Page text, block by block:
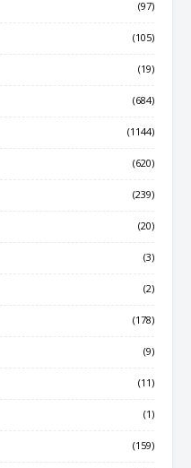
(97)
(105)
(19)
(684)
(1144)
(620)
(239)
(20)
(3)
(2)
(178)
(9)
(11)
(1)
(159)